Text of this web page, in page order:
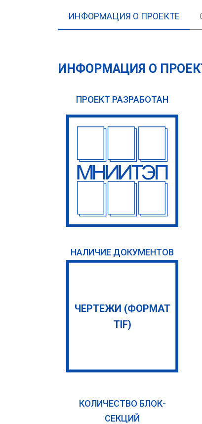
ИНФОРМАЦИЯ О ПРОЕКТЕ
ИНФОРМАЦИЯ О
ПРОЕКТ РАЗРАБОТАН
НАЛИЧИЕ ДОКУМЕНТОВ
ЧЕРТЕЖИ (ФОРМАТ
TIF)
КОЛИЧЕСТВО БЛОК-
СЕКЦИЙ